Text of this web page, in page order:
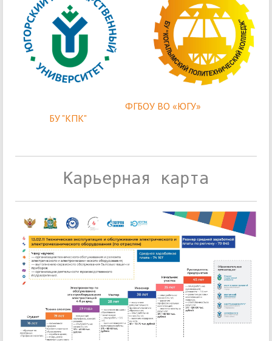
ФГБОУ ВО «ЮГУ»
БУ "КПК"
Карьерная карта